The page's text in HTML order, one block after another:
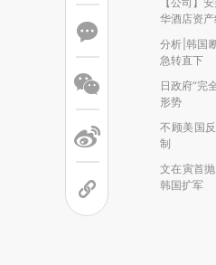
华酒店资产
分析|韩国
急转直下
日政府“完
形势
不顾美国
制
文在寅首
韩国扩军